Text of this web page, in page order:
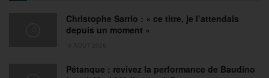
Christophe Sarrio : « ce titre, je l’attendais
depuis un moment »
Pétanque : revivez la performance de Baudino